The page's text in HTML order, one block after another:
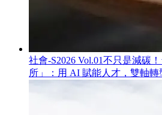
社會-S2026 Vol.01不只是減碳
所」：用 AI 賦能人才，雙軸轉